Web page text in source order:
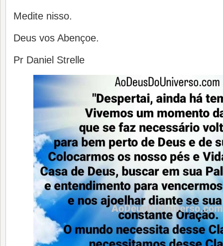
Medite nisso.
Deus vos Abençoe.
Pr Daniel Strelle